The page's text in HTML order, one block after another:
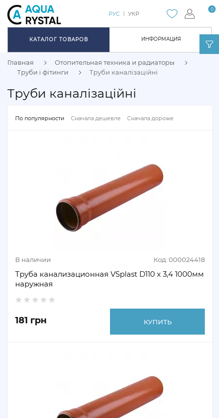
ИНФОРМАЦИЯ
0
РУС УКР
КАТАЛОГ ТОВАРОВ
Главная
Отопительная техника и радиаторы
Труби і фітинги
Труби каналізаційні
Труби каналізаційні
По популярности Сначала дешевле Сначала дороже
В наличии Код: 000024418
Труба канализационная VSplast D110 х 3,4 1000мм
наружная
181 грн КУПИТЬ